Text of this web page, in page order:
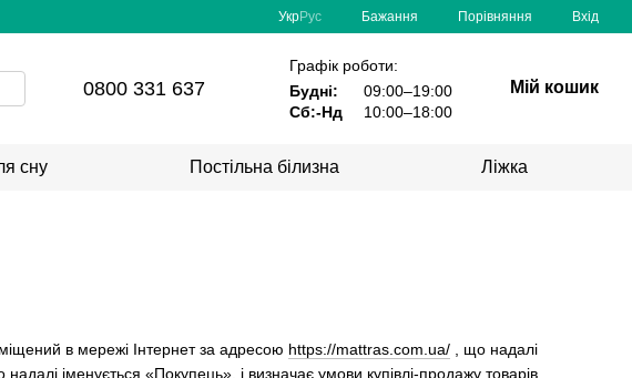
УкрРус Бажання Порівняння Вхід
0800 331 637
Графік роботи:
Будні:
09:00–19:00
Сб:-Нд
10:00–18:00
Мій кошик
сну Постільна білизна Ліжка
в мережі Інтернет за адресою https://mattras.com.ua/ , що надалі
іменується «Покупець», і визначає умови купівлі-продажу товарів